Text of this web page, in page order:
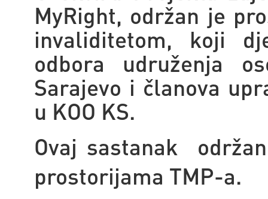
MyRight, održan je
invaliditetom, koji
odbora udruženja
Sarajevo i članova
u KOO KS.
Ovaj sastanak
prostorijama TMP-a.